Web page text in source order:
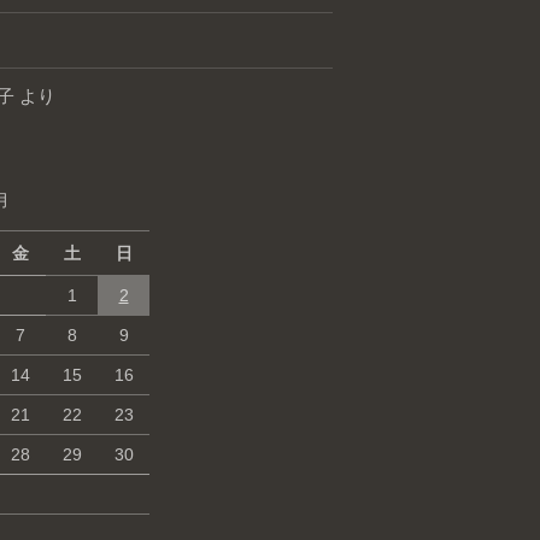
より
金 土 日
1 2
7 8 9
14 15 16
21 22 23
28 29 30